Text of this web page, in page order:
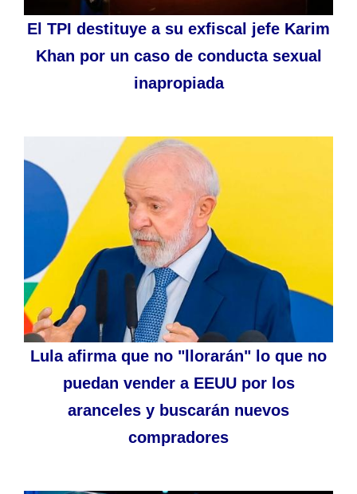
El TPI destituye a su exfiscal jefe Karim
Khan por un caso de conducta sexual
inapropiada
Lula afirma que no "llorarán" lo que no
puedan vender a EEUU por los
aranceles y buscarán nuevos
compradores